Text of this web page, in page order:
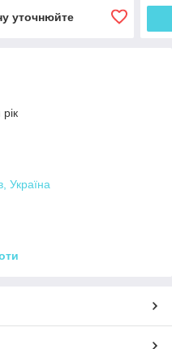
уточнюйте
Україна